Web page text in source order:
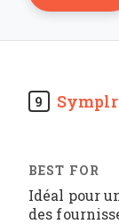
9 Symplr
Idéal pour
des